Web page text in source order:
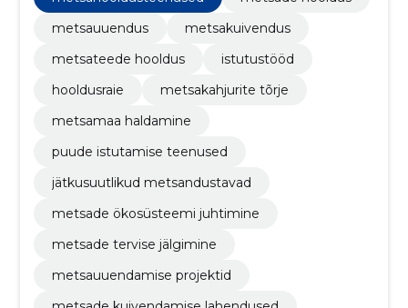
metsauuendus
metsakuivendus
metsateede hooldus
istutustööd
hooldusraie
metsakahjurite tõrje
metsamaa haldamine
puude istutamise teenused
jätkusuutlikud metsandustavad
metsade ökosüsteemi juhtimine
metsade tervise jälgimine
metsauuendamise projektid